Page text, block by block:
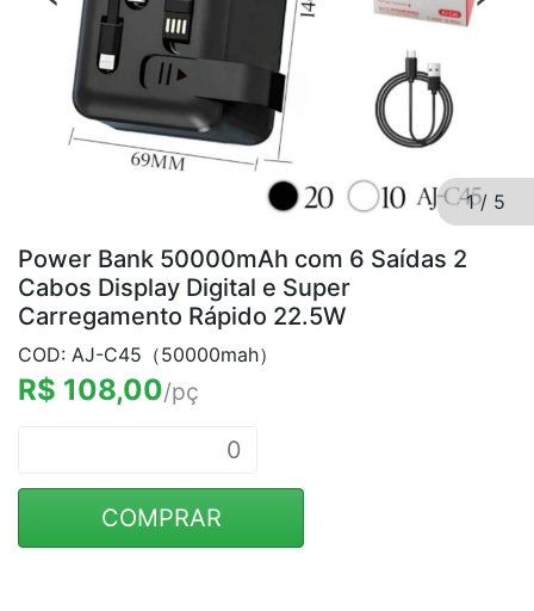
1/ 5
Power Bank 50000mAh com 6 Saídas 2
Cabos Display Digital e Super
Carregamento Rápido 22.5W
COD: AJ-C45（50000mah）
R$ 108,00/pç
COMPRAR